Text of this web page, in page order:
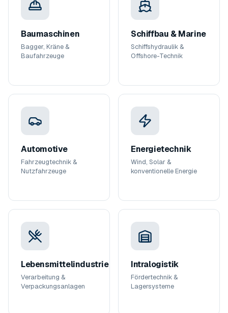
Baumaschinen
Bagger, Kräne &
Baufahrzeuge
Schiffbau & Marine
Schiffshydraulik &
Offshore-Technik
Automotive
Fahrzeugtechnik &
Nutzfahrzeuge
Energietechnik
Wind, Solar &
konventionelle Energie
Lebensmittelindustrie
Verarbeitung &
Verpackungsanlagen
Intralogistik
Fördertechnik &
Lagersysteme